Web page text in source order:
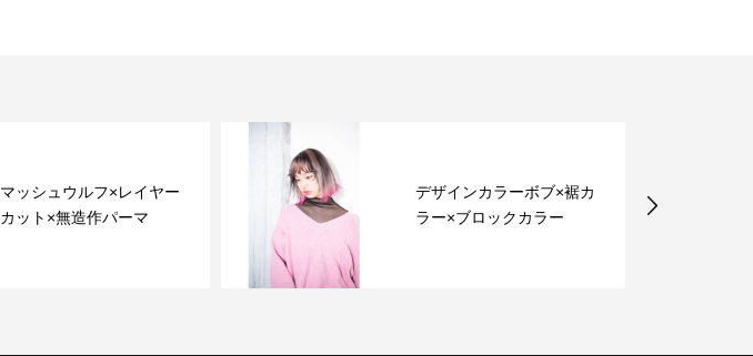
デザインカラーボブ×裾カ
ラー×ブロックカラー
メンズ×ロング×パーマヘ
ア